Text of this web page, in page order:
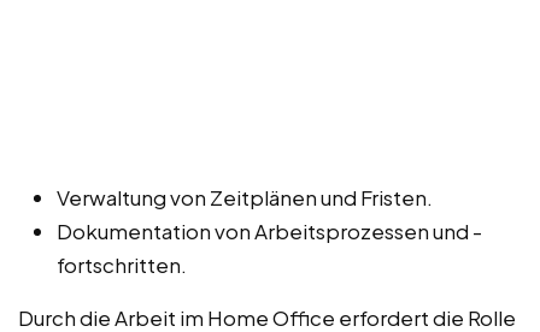
Verwaltung von Zeitplänen und Fristen.
Dokumentation von Arbeitsprozessen und -
fortschritten.
Durch die Arbeit im Home Office erfordert die Rolle